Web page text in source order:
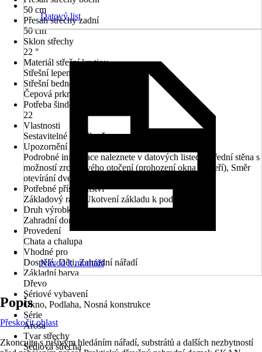
50 cm
Přesah střechy zadní
50 cm
Sklon střechy
22 °
Materiál střešní krytiny
Střešní lepenka (pro první zastřešení)
Střešní bednění
Čepová prkna
Potřeba šindelů v m²
22
Vlastnosti
Sestavitelné zrcadlově
Upozornění
Podrobné informace naleznete v datových listech, Přední stěna s
možností zrcadlového otočení (prohození okna a dveří), Směr
otevírání dveří beze změny
Potřebné příslušenství
Základový rám, Ukotvení základu k podkladu
Druh výrobku
Zahradní domek
Provedení
Chata a chalupa
Vhodné pro
Dospělé, Děti, Zahradní nářadí
Základní barva
Dřevo
Sériové vybavení
Okno, Podlaha, Nosná konstrukce
Série
Arosa
Tvar střechy
Sedlová střecha
Datový list
Návod k montáži
Popis
Přeskočit oblast
Zkoncujte s rušivým hledáním nářadí, substrátů a dalších nezbytností